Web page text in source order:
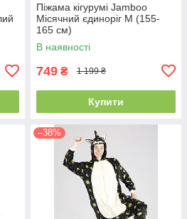
Піжама кігурумі Jamboo
Місячний єдиноріг M (155-
165 см)
В наявності
749 ₴ 1 199 ₴
Купити
–38%